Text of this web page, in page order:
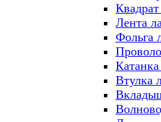
Лента
Фольга
Втулка